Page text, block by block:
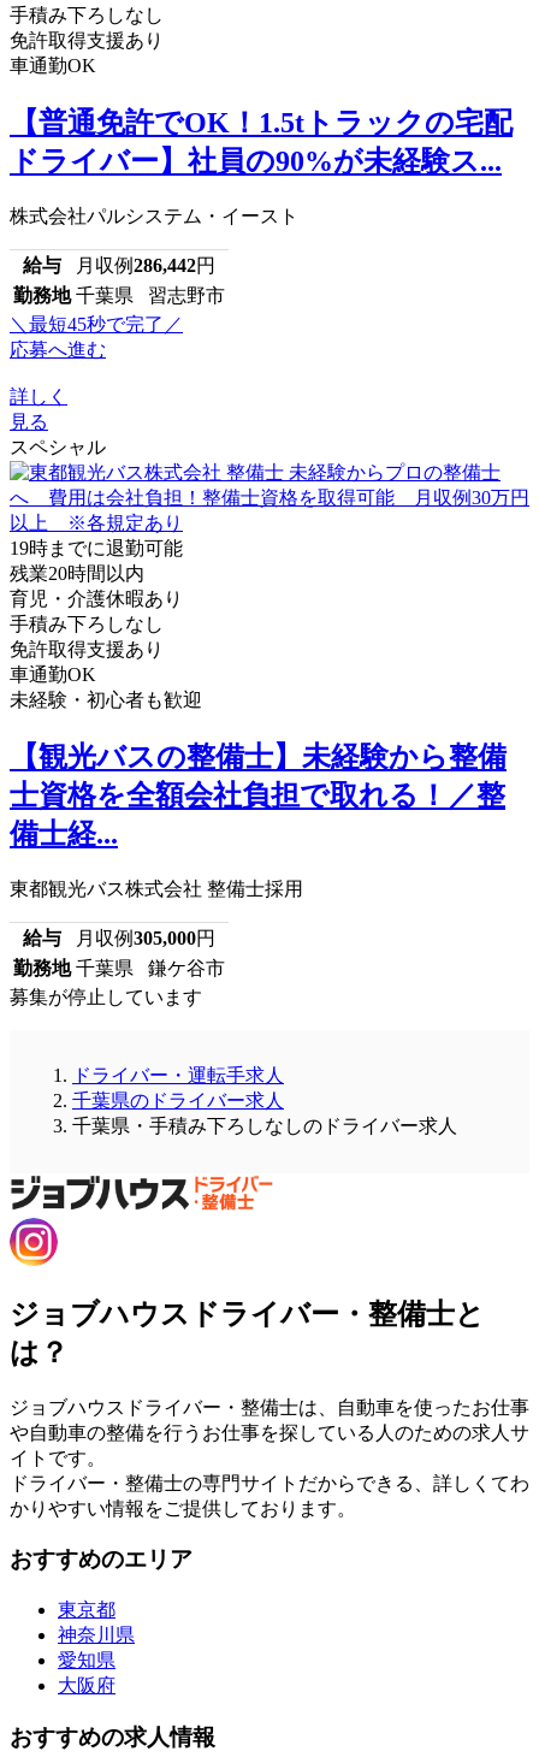
手積み下ろしなし
免許取得支援あり
車通勤OK
【普通免許でOK！1.5tトラックの宅配
ドライバー】社員の90%が未経験ス...
株式会社パルシステム・イースト
給与 月収例286,442円
勤務地 千葉県 習志野市
＼最短45秒で完了／
応募へ進む
詳しく
見る
スペシャル
19時までに退勤可能
残業20時間以内
育児・介護休暇あり
手積み下ろしなし
免許取得支援あり
車通勤OK
未経験・初心者も歓迎
【観光バスの整備士】未経験から整備
士資格を全額会社負担で取れる！／整
備士経...
東都観光バス株式会社 整備士採用
給与 月収例305,000円
勤務地 千葉県 鎌ケ谷市
募集が停止しています
ドライバー・運転手求人
千葉県のドライバー求人
千葉県・手積み下ろしなしのドライバー求人
ジョブハウスドライバー・整備士と
は？
ジョブハウスドライバー・整備士は、自動車を使ったお仕事
や自動車の整備を行うお仕事を探している人のための求人サ
イトです。
ドライバー・整備士の専門サイトだからできる、詳しくてわ
かりやすい情報をご提供しております。
おすすめのエリア
東京都
神奈川県
愛知県
大阪府
おすすめの求人情報